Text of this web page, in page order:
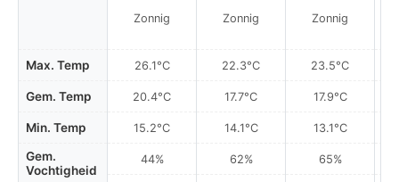
Max. Temp
Gem. Temp
Min. Temp
Gem.
Vochtigheid
Zonnig
26.1°C
20.4°C
15.2°C
44%
Zonnig
22.3°C
17.7°C
14.1°C
62%
Zonnig
23.5°C
17.9°C
13.1°C
65%